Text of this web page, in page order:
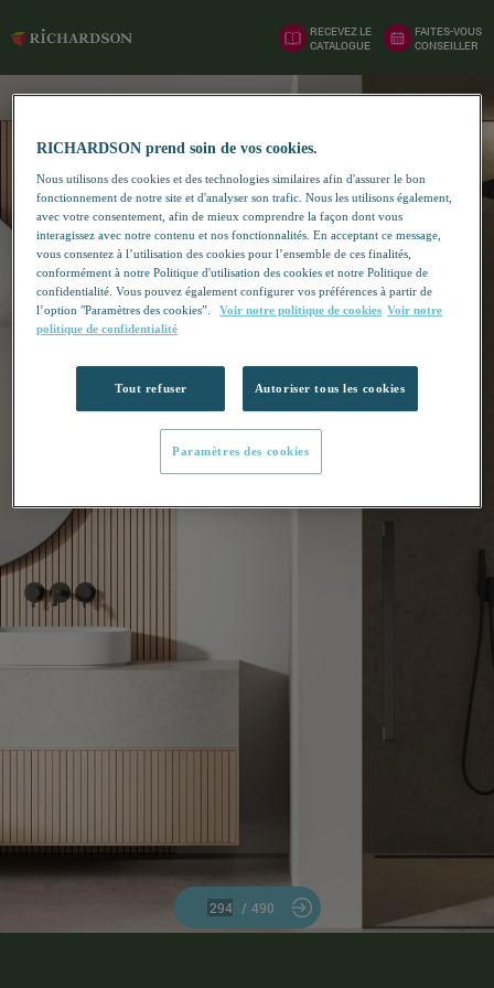
RECEVEZ LE
CATALOGUE
FAITES-VOUS
CONSEILLER
/ 490
RICHARDSON prend soin de vos cookies.
Nous utilisons des cookies et des technologies similaires afin d'assurer le bon
fonctionnement de notre site et d'analyser son trafic. Nous les utilisons également,
avec votre consentement, afin de mieux comprendre la façon dont vous
interagissez avec notre contenu et nos fonctionnalités. En acceptant ce message,
vous consentez à l’utilisation des cookies pour l’ensemble de ces finalités,
conformément à notre Politique d'utilisation des cookies et notre Politique de
confidentialité. Vous pouvez également configurer vos préférences à partir de
l’option "Paramètres des cookies”.
Voir notre politique de cookies Voir notre
politique de confidentialité
Tout refuser Autoriser tous les cookies
Paramètres des cookies